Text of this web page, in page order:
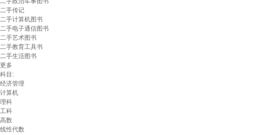
二手传记
二手计算机图书
二手电子通信图书
二手艺术图书
二手教育工具书
二手生活图书
更多
科目:
经济管理
计算机
理科
工科
高数
线性代数